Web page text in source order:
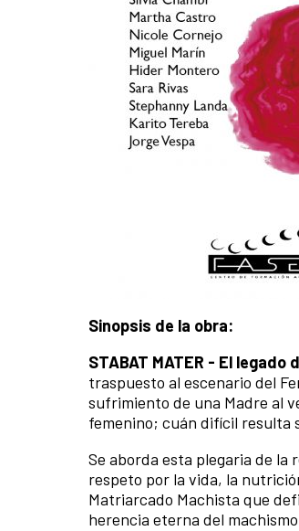
Sinopsis de la obra:
STABAT MATER - El legado
traspuesto al escenario del
sufrimiento de una Madre al
femenino; cuán difícil resulta
Se aborda esta plegaria de la
respeto por la vida, la
Matriarcado Machista que
herencia eterna del